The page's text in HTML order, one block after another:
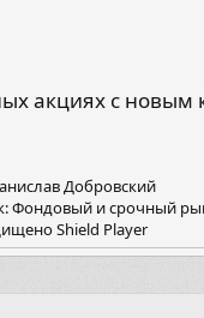
акциях с новым
Добровский
Фондовый и срочный
Shield Player